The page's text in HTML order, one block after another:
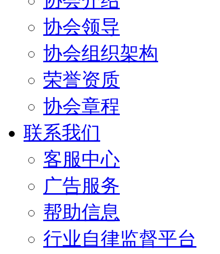
协会领导
协会组织架构
荣誉资质
协会章程
联系我们
客服中心
广告服务
帮助信息
行业自律监督平台